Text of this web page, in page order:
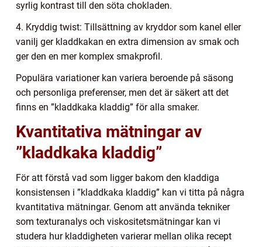
syrlig kontrast till den söta chokladen.
4. Kryddig twist: Tillsättning av kryddor som kanel eller
vanilj ger kladdkakan en extra dimension av smak och
ger den en mer komplex smakprofil.
Populära variationer kan variera beroende på säsong
och personliga preferenser, men det är säkert att det
finns en ”kladdkaka kladdig” för alla smaker.
Kvantitativa mätningar av
”kladdkaka kladdig”
För att förstå vad som ligger bakom den kladdiga
konsistensen i ”kladdkaka kladdig” kan vi titta på några
kvantitativa mätningar. Genom att använda tekniker
som texturanalys och viskositetsmätningar kan vi
studera hur kladdigheten varierar mellan olika recept